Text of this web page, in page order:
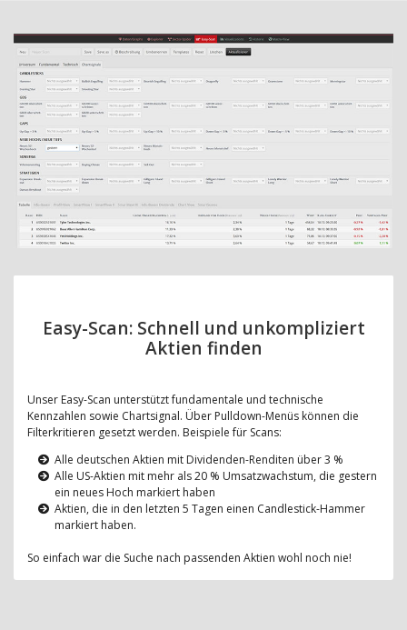
Easy-Scan: Schnell und unkompliziert
Aktien finden
Unser Easy-Scan unterstützt fundamentale und technische
Kennzahlen sowie Chartsignal. Über Pulldown-Menüs können die
Filterkritieren gesetzt werden. Beispiele für Scans:
Alle deutschen Aktien mit Dividenden-Renditen über 3 %
Alle US-Aktien mit mehr als 20 % Umsatzwachstum, die gestern
ein neues Hoch markiert haben
Aktien, die in den letzten 5 Tagen einen Candlestick-Hammer
markiert haben.
So einfach war die Suche nach passenden Aktien wohl noch nie!